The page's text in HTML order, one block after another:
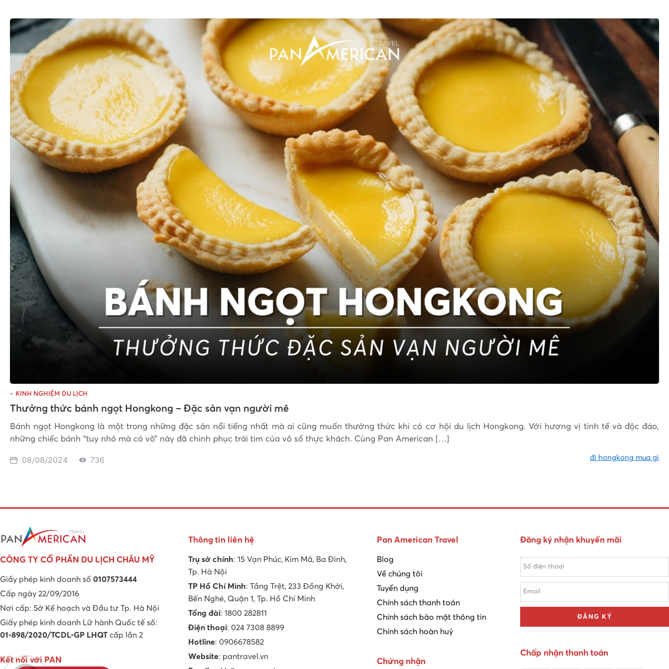
KINH NGHIỆM DU LỊCH
Thưởng thức bánh ngọt Hongkong – Đặc sản vạn người mê
Bánh ngọt Hongkong là một trong những đặc sản nổi tiếng nhất mà ai cũng muốn thưởng thức khi có cơ hội du lịch Hongkong. Với hương vị tinh tế và độc đáo,
những chiếc bánh “tuy nhỏ mà có võ” này đã chinh phục trái tim của vô số thực khách. Cùng Pan American […]
08/08/2024 736 đi hongkong mua gì
CÔNG TY CỔ PHẦN DU LỊCH CHÂU MỸ
Giấy phép kinh doanh số 0107573444
Cấp ngày 22/09/2016
Nơi cấp: Sở Kế hoạch và Đầu tư Tp. Hà Nội
Giấy phép kinh doanh Lữ hành Quốc tế số:
01-898/2020/TCDL-GP LHQT cấp lần 2
Kết nối với PAN
Thông tin liên hệ
Trụ sở chính: 15 Vạn Phúc, Kim Mã, Ba Đình,
Tp. Hà Nội
TP Hồ Chí Minh: Tầng Trệt, 233 Đồng Khởi,
Bến Nghé, Quận 1, Tp. Hồ Chí Minh
Tổng đài: 1800 282811
Điện thoại: 024 7308 8899
Hotline: 0906678582
Website: pantravel.vn
Pan American Travel
Blog
Về chúng tôi
Tuyển dụng
Chính sách thanh toán
Chính sách bảo mật thông tin
Chính sách hoàn huỷ
Chứng nhận
Đăng ký nhận khuyến mãi
ĐĂNG KÝ
Chấp nhận thanh toán